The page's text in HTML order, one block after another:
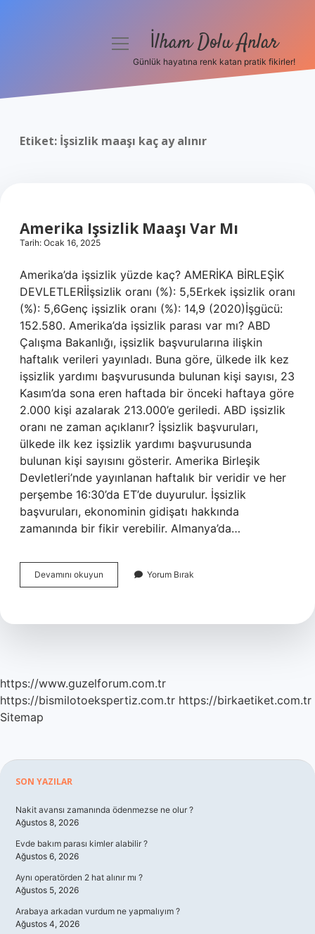
Yasal Uyarı
menüyü İlham Dolu Anlar
Günlük hayatına renk katan pratik fikirler!
Etiket: İşsizlik maaşı kaç ay alınır
Amerika Işsizlik Maaşı Var Mı
Tarih: Ocak 16, 2025
Amerika’da işsizlik yüzde kaç? AMERİKA BİRLEŞİK
DEVLETLERİİşsizlik oranı (%): 5,5Erkek işsizlik oranı
(%): 5,6Genç işsizlik oranı (%): 14,9 (2020)İşgücü:
152.580. Amerika’da işsizlik parası var mı? ABD
Çalışma Bakanlığı, işsizlik başvurularına ilişkin
haftalık verileri yayınladı. Buna göre, ülkede ilk kez
işsizlik yardımı başvurusunda bulunan kişi sayısı, 23
Kasım’da sona eren haftada bir önceki haftaya göre
2.000 kişi azalarak 213.000’e geriledi. ABD işsizlik
oranı ne zaman açıklanır? İşsizlik başvuruları,
ülkede ilk kez işsizlik yardımı başvurusunda
bulunan kişi sayısını gösterir. Amerika Birleşik
Devletleri’nde yayınlanan haftalık bir veridir ve her
perşembe 16:30’da ET’de duyurulur. İşsizlik
başvuruları, ekonominin gidişatı hakkında
zamanında bir fikir verebilir. Almanya’da…
Devamını okuyun Amerika
Işsizlik
Mı
Yorum Bırak
https://www.guzelforum.com.tr
https://bismilotoekspertiz.com.tr https://birkaetiket.com.tr
Sitemap
Sidebar
SON YAZILAR
Nakit avansı zamanında ödenmezse ne olur ?
Ağustos 8, 2026
Evde bakım parası kimler alabilir ?
Ağustos 6, 2026
Aynı operatörden 2 hat alınır mı ?
Ağustos 5, 2026
Arabaya arkadan vurdum ne yapmalıyım ?
Ağustos 4, 2026